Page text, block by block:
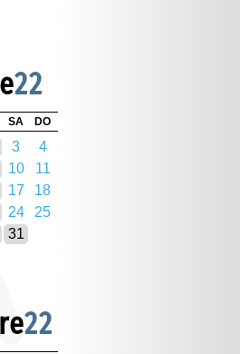
22
SA DO
3
4
10
11
17
18
24
25
31
22